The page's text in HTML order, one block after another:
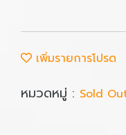
เพิ่มรายการโปรด
หมวดหมู่ : Sold